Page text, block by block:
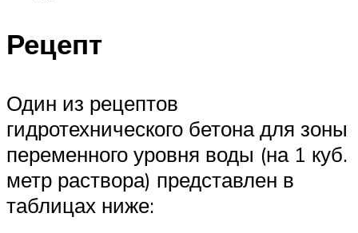
Рецепт
Один из рецептов
гидротехнического бетона для зоны
переменного уровня воды (на 1 куб.
метр раствора) представлен в
таблицах ниже: